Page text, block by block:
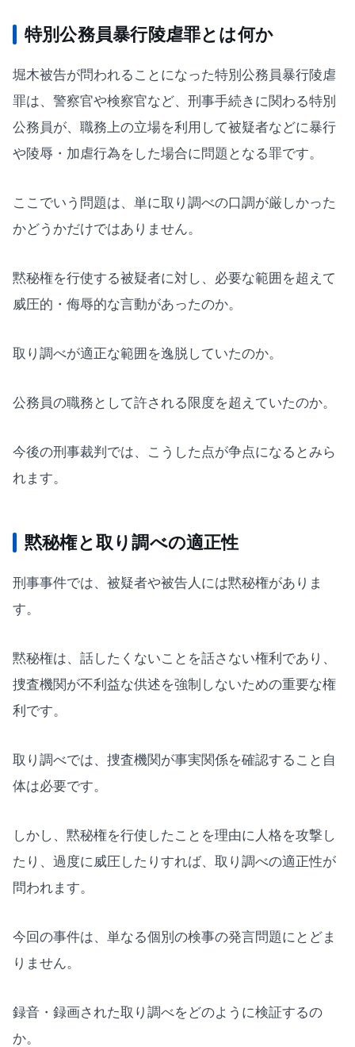
特別公務員暴行陵虐罪とは何か
堀木被告が問われることになった特別公務員暴行陵虐
罪は、警察官や検察官など、刑事手続きに関わる特別
公務員が、職務上の立場を利用して被疑者などに暴行
や陵辱・加虐行為をした場合に問題となる罪です。
ここでいう問題は、単に取り調べの口調が厳しかった
かどうかだけではありません。
黙秘権を行使する被疑者に対し、必要な範囲を超えて
威圧的・侮辱的な言動があったのか。
取り調べが適正な範囲を逸脱していたのか。
公務員の職務として許される限度を超えていたのか。
今後の刑事裁判では、こうした点が争点になるとみら
れます。
黙秘権と取り調べの適正性
刑事事件では、被疑者や被告人には黙秘権がありま
す。
黙秘権は、話したくないことを話さない権利であり、
捜査機関が不利益な供述を強制しないための重要な権
利です。
取り調べでは、捜査機関が事実関係を確認すること自
体は必要です。
しかし、黙秘権を行使したことを理由に人格を攻撃し
たり、過度に威圧したりすれば、取り調べの適正性が
問われます。
今回の事件は、単なる個別の検事の発言問題にとどま
りません。
録音・録画された取り調べをどのように検証するの
か。